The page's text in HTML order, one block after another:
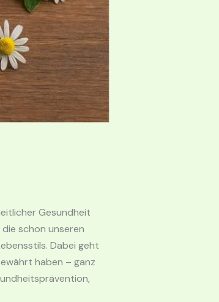
Gesundheit
schon unseren
Dabei geht
haben – ganz